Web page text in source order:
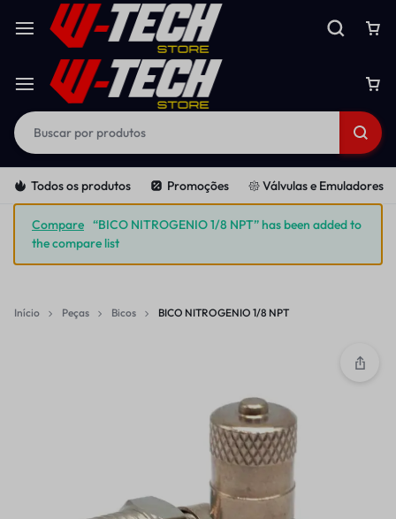
Todos os produtos Promoções 𑁍 Válvulas e Emuladores
Compare “BICO NITROGENIO 1/8 NPT” has been added to
the compare list
Início Peças Bicos BICO NITROGENIO 1/8 NPT